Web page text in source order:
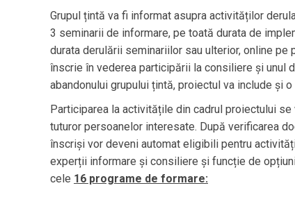
Grupul țintă va fi informat asupra activităților
3 seminarii de informare, pe toată durata de
durata derulării seminariilor sau ulterior, online
înscrie în vederea participării la consiliere și unul
abandonului grupului țintă, proiectul va include și
Participarea la activitățile din cadrul proiectului
tuturor persoanelor interesate. După verificarea
înscriși vor deveni automat eligibili pentru
experții informare și consiliere și funcție de
cele 16 programe de formare: